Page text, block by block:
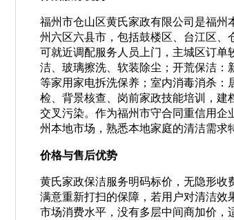
福州市仓山区黄氏家政有限公司是福
州六区六县市，包括鼓楼区、台江区、
可就近调配服务人员上门，主城区订
洁、玻璃擦洗、软装除尘；开荒保洁：
等家用家电拆洗保养；室内消毒消杀
检、背景核查、岗前家政技能培训，
交叉污染。作为福州市守合同重信用
州本地市场，熟悉本地家庭的清洁需求
价格与售后优势
黄氏家政保洁服务明码标价，无隐形收
满意重新打扫的保障，若用户对清洁
市场消费水平，没有多层中间商加价，